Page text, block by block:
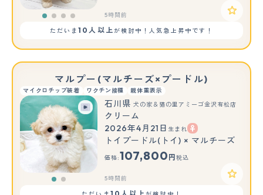
5時間前
ただいま10人以上が検討中！人気急上昇中です！
マルプー(マルチーズ×プードル)
マイクロチップ装着 ワクチン接種 親体重表示
もっと見る
石川県 犬の家＆猫の里アミーゴ金沢有松店
クリーム
2026年4月21日 生まれ
トイプードル(トイ) × マルチーズ
価格:107,800 円 税込
5時間前